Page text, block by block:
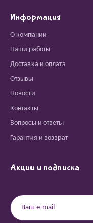
Информация
О компании
Наши работы
Доставка и оплата
Отзывы
Новости
Контакты
Вопросы и ответы
Гарантия и возврат
Акции и подписка